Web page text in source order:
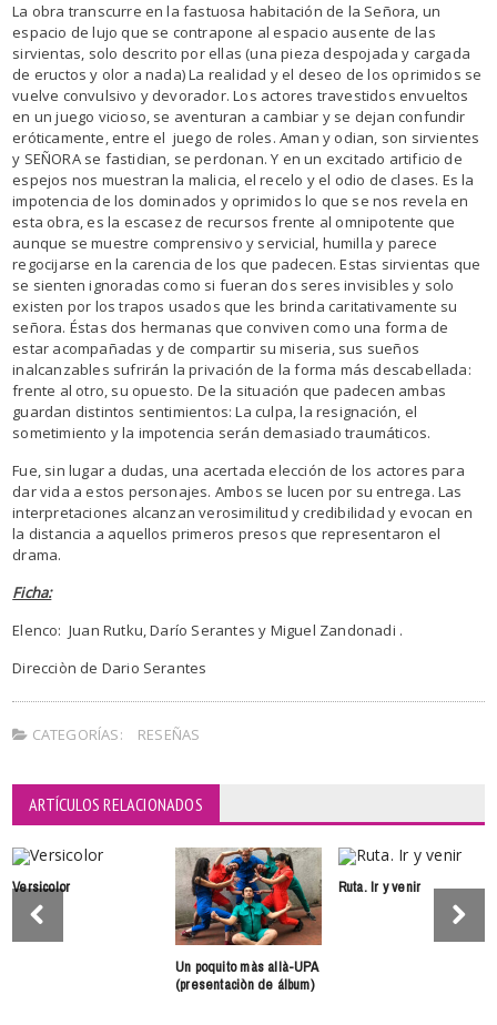
La obra transcurre en la fastuosa habitación de la Señora, un
espacio de lujo que se contrapone al espacio ausente de las
sirvientas, solo descrito por ellas (una pieza despojada y cargada
de eructos y olor a nada) La realidad y el deseo de los oprimidos se
vuelve convulsivo y devorador. Los actores travestidos envueltos
en un juego vicioso, se aventuran a cambiar y se dejan confundir
eróticamente, entre el juego de roles. Aman y odian, son sirvientes
y SEÑORA se fastidian, se perdonan. Y en un excitado artificio de
espejos nos muestran la malicia, el recelo y el odio de clases. Es la
impotencia de los dominados y oprimidos lo que se nos revela en
esta obra, es la escasez de recursos frente al omnipotente que
aunque se muestre comprensivo y servicial, humilla y parece
regocijarse en la carencia de los que padecen. Estas sirvientas que
se sienten ignoradas como si fueran dos seres invisibles y solo
existen por los trapos usados que les brinda caritativamente su
señora. Éstas dos hermanas que conviven como una forma de
estar acompañadas y de compartir su miseria, sus sueños
inalcanzables sufrirán la privación de la forma más descabellada:
frente al otro, su opuesto. De la situación que padecen ambas
guardan distintos sentimientos: La culpa, la resignación, el
sometimiento y la impotencia serán demasiado traumáticos.
Fue, sin lugar a dudas, una acertada elección de los actores para
dar vida a estos personajes. Ambos se lucen por su entrega. Las
interpretaciones alcanzan verosimilitud y credibilidad y evocan en
la distancia a aquellos primeros presos que representaron el
drama.
Ficha:
Elenco: Juan Rutku, Darío Serantes y Miguel Zandonadi .
Direcciòn de Dario Serantes
CATEGORÍAS: RESEÑAS
ARTÍCULOS RELACIONADOS
Versicolor
Un poquito màs allà-UPA
(presentaciòn de álbum)
Ruta. Ir y venir